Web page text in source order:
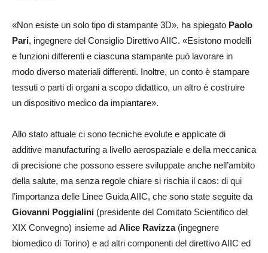
«Non esiste un solo tipo di stampante 3D», ha spiegato Paolo
Pari, ingegnere del Consiglio Direttivo AIIC. «Esistono modelli
e funzioni differenti e ciascuna stampante può lavorare in
modo diverso materiali differenti. Inoltre, un conto è stampare
tessuti o parti di organi a scopo didattico, un altro è costruire
un dispositivo medico da impiantare».
Allo stato attuale ci sono tecniche evolute e applicate di
additive manufacturing a livello aerospaziale e della meccanica
di precisione che possono essere sviluppate anche nell’ambito
della salute, ma senza regole chiare si rischia il caos: di qui
l’importanza delle Linee Guida AIIC, che sono state seguite da
Giovanni Poggialini (presidente del Comitato Scientifico del
XIX Convegno) insieme ad Alice Ravizza(ingegnere
biomedico di Torino) e ad altri componenti del direttivo AIIC ed